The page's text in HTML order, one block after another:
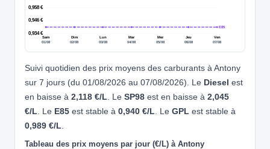
0,934 €
0,946 €
0,958 €
Sam
01/08
Dim
02/08
Lun
03/08
Mar
04/08
Mer
05/08
Jeu
06/08
Ven
07/08
E85
Suivi quotidien des prix moyens des carburants à Antony
sur 7 jours (du 01/08/2026 au 07/08/2026). Le Diesel est
en baisse à 2,118 €/L . Le SP98 est en baisse à 2,045
€/L . Le E85 est stable à 0,940 €/L . Le GPL est stable à
0,989 €/L
Tableau des prix moyens par jour (€/L) à Antony